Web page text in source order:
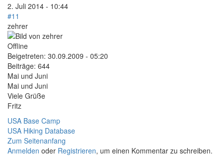
2. Juli 2014 - 10:44
#11
zehrer
Offline
Beigetreten: 30.09.2009 - 05:20
Beiträge: 644
Mai und Juni
Mai und Juni
Viele Grüße
Fritz
USA Base Camp
USA Hiking Database
Zum Seitenanfang
Anmelden oder Registrieren, um einen Kommentar zu schreiben.